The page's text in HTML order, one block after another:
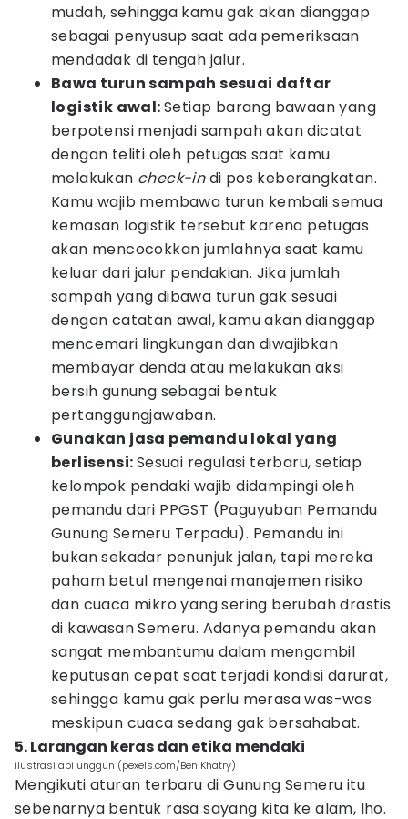
mudah, sehingga kamu gak akan dianggap
sebagai penyusup saat ada pemeriksaan
mendadak di tengah jalur.
Bawa turun sampah sesuai daftar
logistik awal:Setiap barang bawaan yang
berpotensi menjadi sampah akan dicatat
dengan teliti oleh petugas saat kamu
melakukan check-indi pos keberangkatan.
Kamu wajib membawa turun kembali semua
kemasan logistik tersebut karena petugas
akan mencocokkan jumlahnya saat kamu
keluar dari jalur pendakian. Jika jumlah
sampah yang dibawa turun gak sesuai
dengan catatan awal, kamu akan dianggap
mencemari lingkungan dan diwajibkan
membayar denda atau melakukan aksi
bersih gunung sebagai bentuk
pertanggungjawaban.
Gunakan jasa pemandu lokal yang
berlisensi:Sesuai regulasi terbaru, setiap
kelompok pendaki wajib didampingi oleh
pemandu dari PPGST (Paguyuban Pemandu
Gunung Semeru Terpadu). Pemandu ini
bukan sekadar penunjuk jalan, tapi mereka
paham betul mengenai manajemen risiko
dan cuaca mikro yang sering berubah drastis
di kawasan Semeru. Adanya pemandu akan
sangat membantumu dalam mengambil
keputusan cepat saat terjadi kondisi darurat,
sehingga kamu gak perlu merasa was-was
meskipun cuaca sedang gak bersahabat.
5. Larangan keras dan etika mendaki
ilustrasi api unggun (pexels.com/Ben Khatry)
Mengikuti aturan terbaru di Gunung Semeru itu
sebenarnya bentuk rasa sayang kita ke alam, lho.